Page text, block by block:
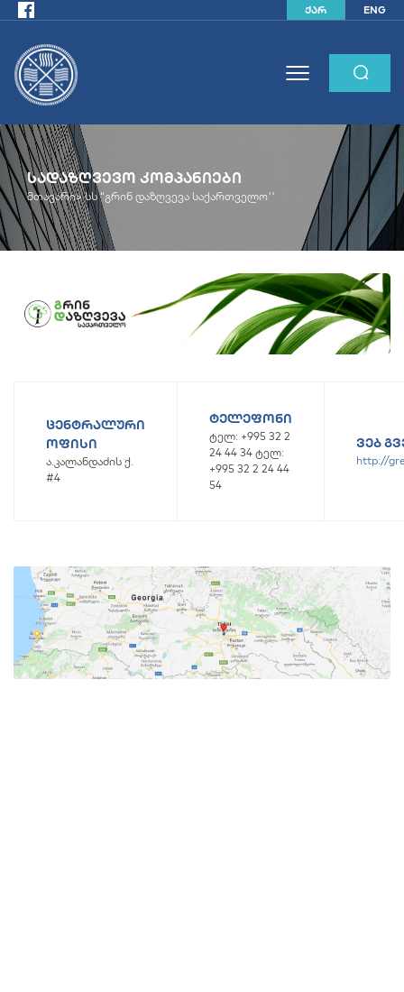
ქარ ENG
ᲡᲐᲓᲐᲖᲦᲕᲔᲕᲝ ᲙᲝᲛᲞᲐᲜᲘᲔᲑᲘ
მთავარი>სს “გრინ დაზღვევა საქართველო''
ᲪᲔᲜᲢᲠᲐᲚᲣᲠᲘ
ᲝᲤᲘᲡᲘ
ა.კალანდაძის ქ.
#4
ᲢᲔᲚᲔᲤᲝᲜᲘ
ტელ: +995 32 2
24 44 34 ტელ:
+995 32 2 24 44
54
ᲕᲔᲑ
http://